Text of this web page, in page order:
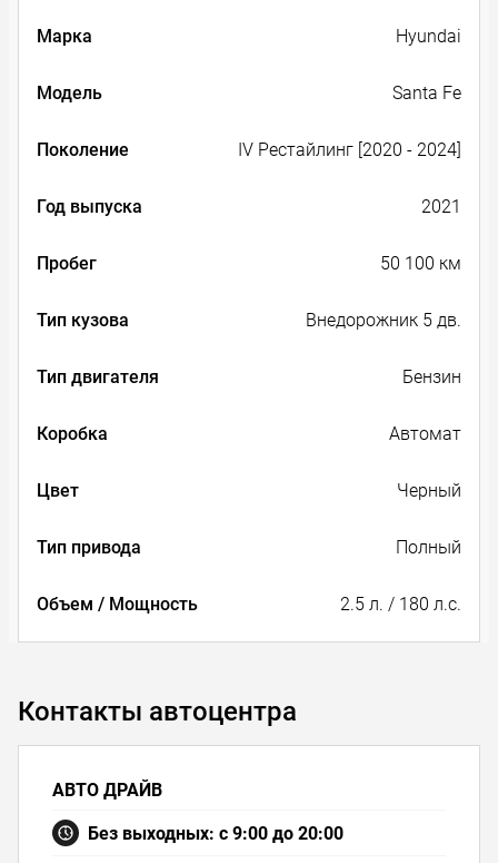
Марка Hyundai
Модель Santa Fe
Поколение IV Рестайлинг [2020 - 2024]
Год выпуска 2021
Пробег 50 100 км
Тип кузова Внедорожник 5 дв.
Тип двигателя Бензин
Коробка Автомат
Цвет Черный
Тип привода Полный
Объем / Мощность 2.5 л. / 180 л.с.
Контакты автоцентра
АВТО ДРАЙВ
Без выходных: с 9:00 до 20:00